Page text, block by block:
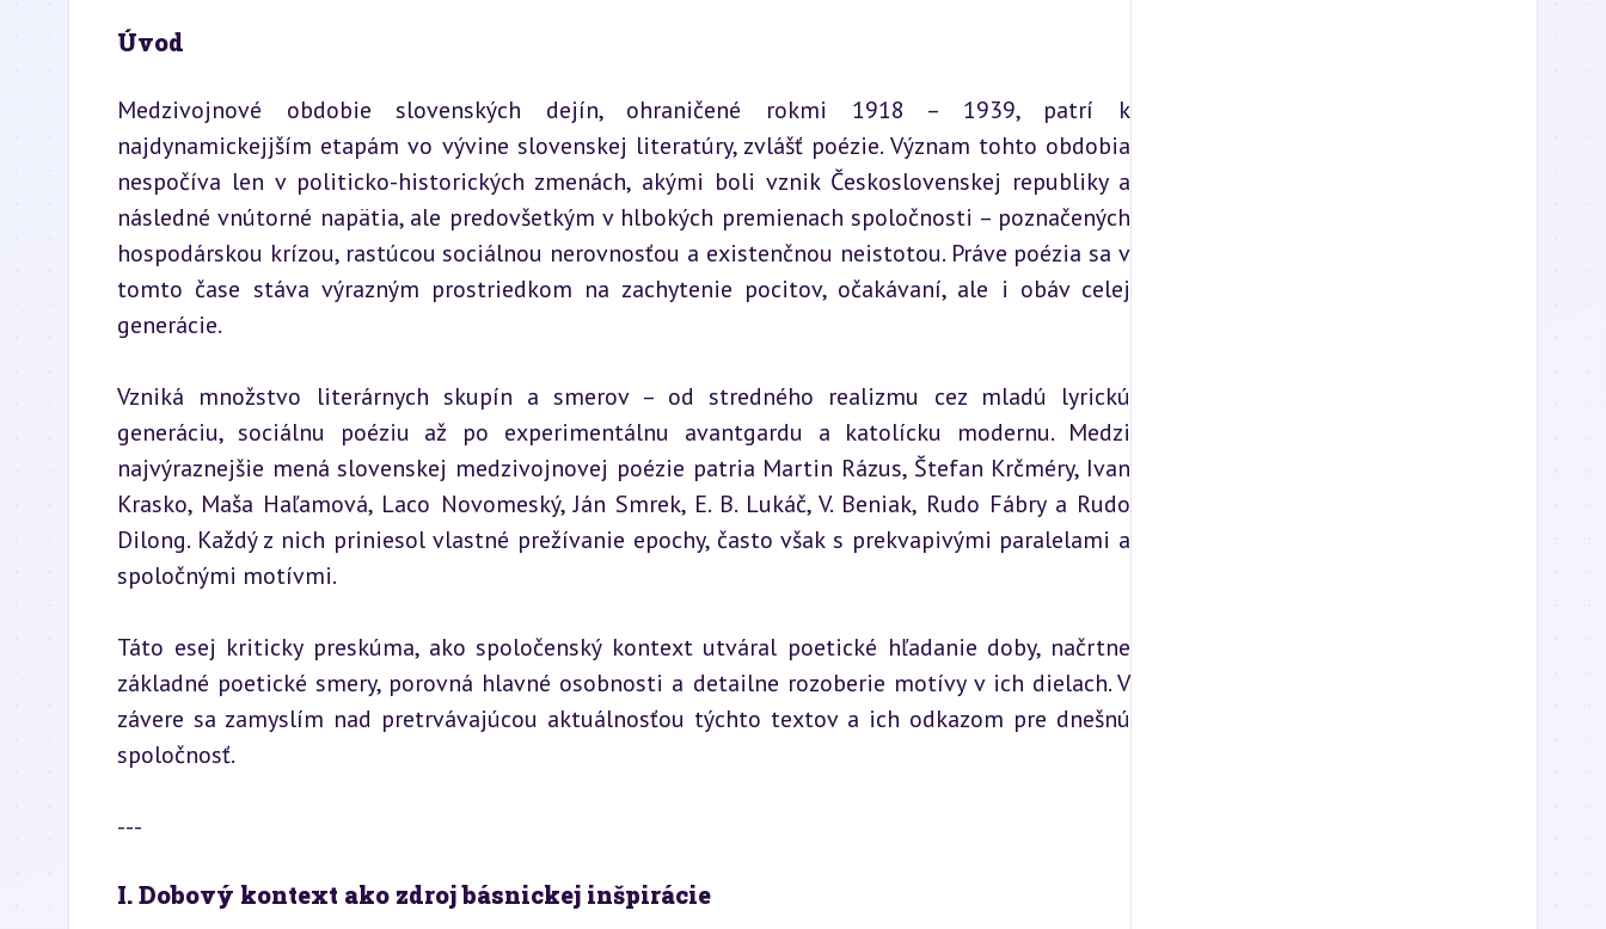
Úvod
Medzivojnové obdobie slovenských dejín, ohraničené rokmi 1918 – 1939, patrí k
najdynamickejjším etapám vo vývine slovenskej literatúry, zvlášť poézie. Význam tohto obdobia
nespočíva len v politicko-historických zmenách, akými boli vznik Československej republiky a
následné vnútorné napätia, ale predovšetkým v hlbokých premienach spoločnosti – poznačených
hospodárskou krízou, rastúcou sociálnou nerovnosťou a existenčnou neistotou. Práve poézia sa v
tomto čase stáva výrazným prostriedkom na zachytenie pocitov, očakávaní, ale i obáv celej
generácie.
Vzniká množstvo literárnych skupín a smerov – od stredného realizmu cez mladú lyrickú
generáciu, sociálnu poéziu až po experimentálnu avantgardu a katolícku modernu. Medzi
najvýraznejšie mená slovenskej medzivojnovej poézie patria Martin Rázus, Štefan Krčméry, Ivan
Krasko, Maša Haľamová, Laco Novomeský, Ján Smrek, E. B. Lukáč, V. Beniak, Rudo Fábry a Rudo
Dilong. Každý z nich priniesol vlastné prežívanie epochy, často však s prekvapivými paralelami a
spoločnými motívmi.
Táto esej kriticky preskúma, ako spoločenský kontext utváral poetické hľadanie doby, načrtne
základné poetické smery, porovná hlavné osobnosti a detailne rozoberie motívy v ich dielach. V
závere sa zamyslím nad pretrvávajúcou aktuálnosťou týchto textov a ich odkazom pre dnešnú
spoločnosť.
---
I. Dobový kontext ako zdroj básnickej inšpirácie